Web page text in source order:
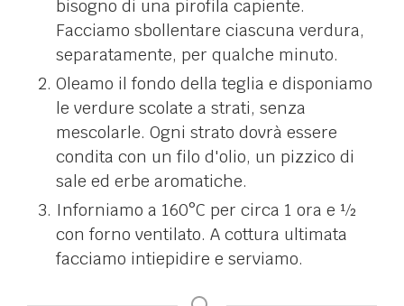
bisogno di una pirofila capiente.
Facciamo sbollentare ciascuna verdura,
separatamente, per qualche minuto.
Oleamo il fondo della teglia e disponiamo
le verdure scolate a strati, senza
mescolarle. Ogni strato dovrà essere
condita con un filo d'olio, un pizzico di
sale ed erbe aromatiche.
Inforniamo a 160°C per circa 1 ora e ½
con forno ventilato. A cottura ultimata
facciamo intiepidire e serviamo.